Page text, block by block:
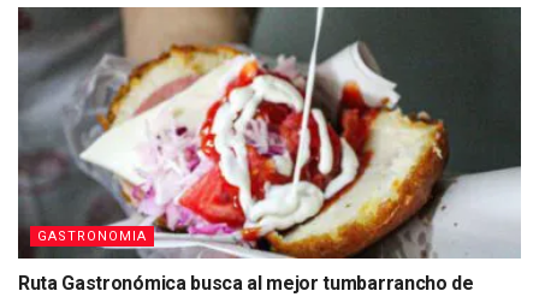
GASTRONOMIA
Ruta Gastronómica busca al mejor tumbarrancho de